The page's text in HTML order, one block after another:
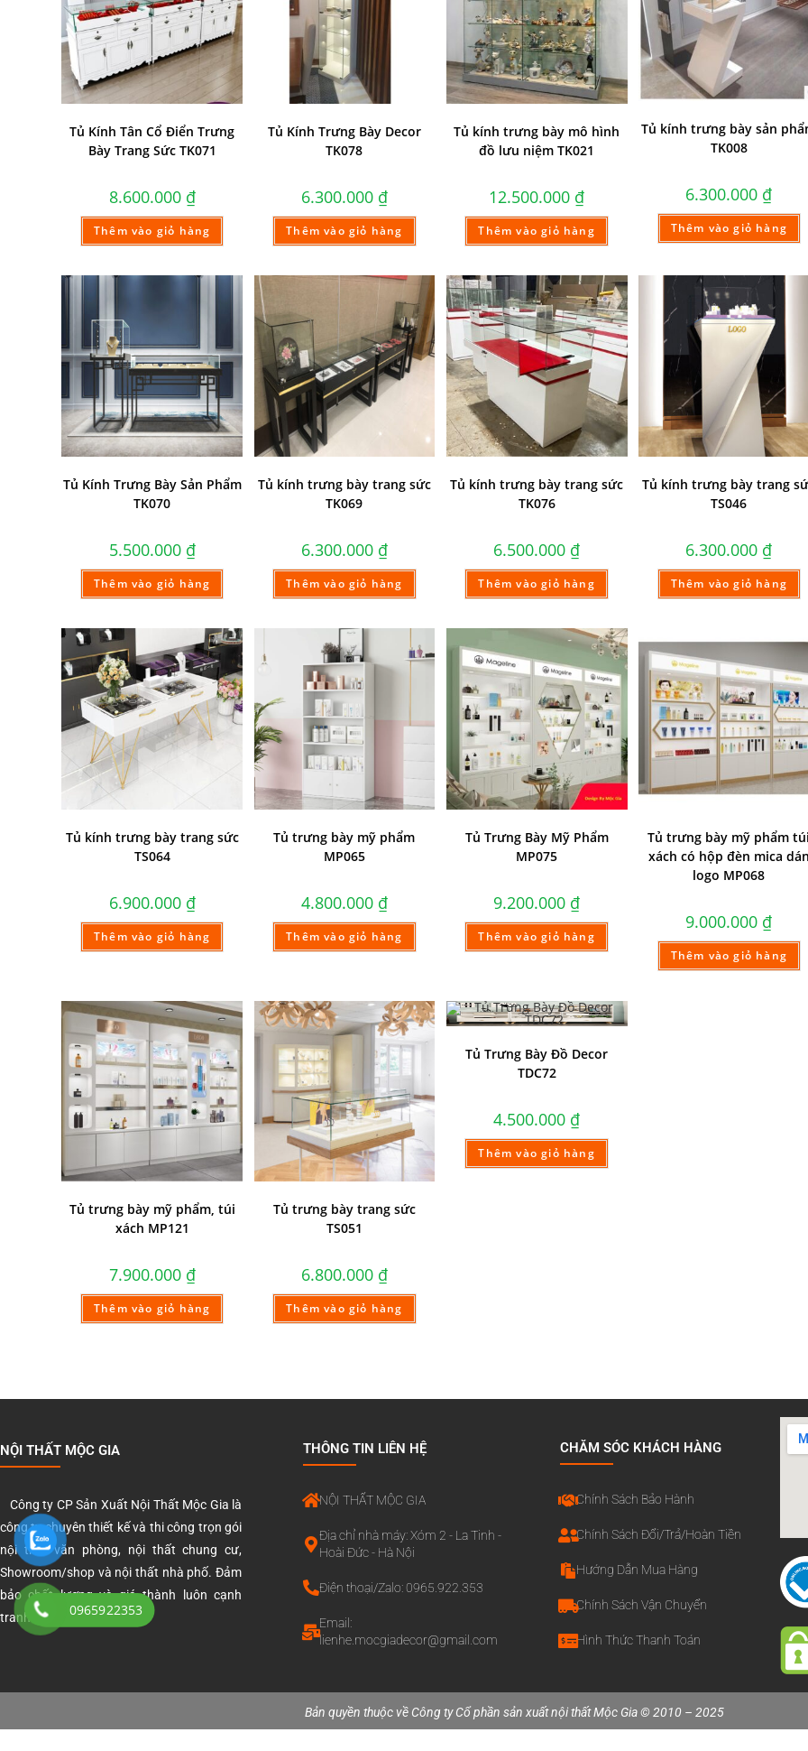
Tủ Kính Tân Cổ Điển Trưng
Bày Trang Sức TK071
8.600.000 ₫
Thêm vào giỏ hàng
Tủ Kính Trưng Bày Decor
TK078
6.300.000 ₫
Thêm vào giỏ hàng
Tủ kính trưng bày mô hình
đồ lưu niệm TK021
12.500.000 ₫
Thêm vào giỏ hàng
Tủ kính trưng bày sản
TK008
6.300.000 ₫
Thêm vào giỏ hàng
Tủ Kính Trưng Bày Sản Phẩm
TK070
5.500.000 ₫
Thêm vào giỏ hàng
Tủ kính trưng bày trang sức
TK069
6.300.000 ₫
Thêm vào giỏ hàng
Tủ kính trưng bày trang sức
TK076
6.500.000 ₫
Thêm vào giỏ hàng
Tủ kính trưng bày trang
TS046
6.300.000 ₫
Thêm vào giỏ hàng
Tủ kính trưng bày trang sức
TS064
6.900.000 ₫
Thêm vào giỏ hàng
Tủ trưng bày mỹ phẩm
MP065
4.800.000 ₫
Thêm vào giỏ hàng
Tủ Trưng Bày Mỹ Phẩm
MP075
9.200.000 ₫
Thêm vào giỏ hàng
Tủ trưng bày mỹ phẩm
xách có hộp đèn mica
logo MP068
9.000.000 ₫
Thêm vào giỏ hàng
Tủ trưng bày mỹ phẩm, túi
xách MP121
7.900.000 ₫
Thêm vào giỏ hàng
Tủ trưng bày trang sức
TS051
6.800.000 ₫
Thêm vào giỏ hàng
Tủ Trưng Bày Đồ Decor
TDC72
4.500.000 ₫
Thêm vào giỏ hàng
NỘI THẤT MỘC GIA
Công ty CP Sản Xuất Nội Thất Mộc Gia là
công ty chuyên thiết kế và thi công trọn gói
nội thất văn phòng, nội thất chung cư,
Showroom/shop và nội thất nhà phố. Đảm
bảo chất lượng và giá thành luôn cạnh
tranh nhất trên thị trường.
THÔNG TIN LIÊN HỆ
NỘI THẤT MỘC GIA
Địa chỉ nhà máy: Xóm 2 - La Tinh -
Hoài Đức - Hà Nội
Điện thoại/Zalo: 0965.922.353
Email:
lienhe.mocgiadecor@gmail.com
CHĂM SÓC KHÁCH HÀNG
Chính Sách Bảo Hành
Chính Sách Đổi/Trả/Hoàn Tiền
Hướng Dẫn Mua Hàng
Chính Sách Vận Chuyển
Hình Thức Thanh Toán
Bản quyền thuộc về Công ty Cổ phần sản xuất nội thất Mộc Gia © 2010 – 2025
0965922353